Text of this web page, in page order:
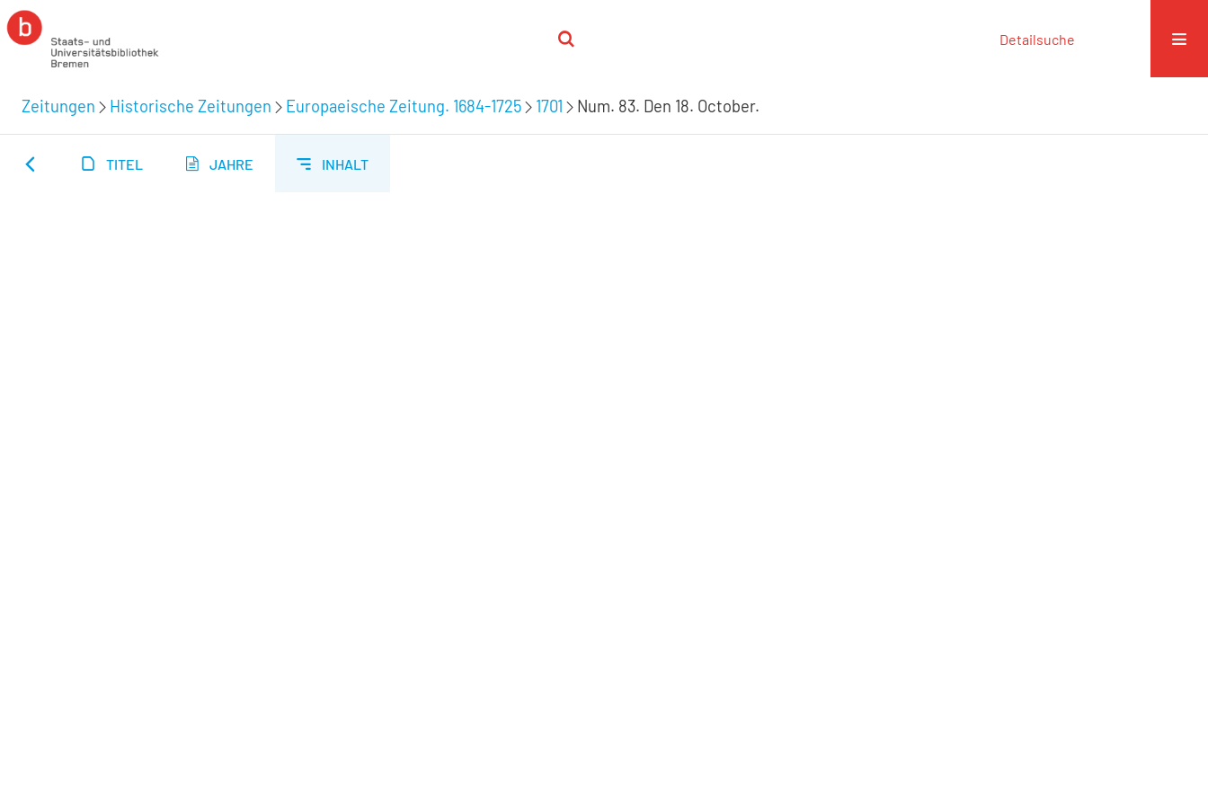
Detailsuche
Zeitungen Historische Zeitungen Europaeische Zeitung. 1684-1725 1701 Num. 83. Den 18. October.
TITEL JAHRE INHALT